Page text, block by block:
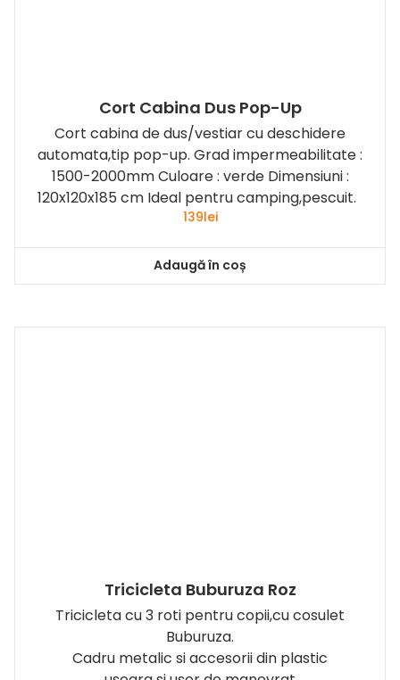
Cort Cabina Dus Pop-Up
Cort cabina de dus/vestiar cu deschidere
automata,tip pop-up. Grad impermeabilitate :
1500-2000mm Culoare : verde Dimensiuni :
120x120x185 cm Ideal pentru camping,pescuit.
139lei
Adaugă în coș
Tricicleta Buburuza Roz
Tricicleta cu 3 roti pentru copii,cu cosulet
Buburuza.
Cadru metalic si accesorii din plastic